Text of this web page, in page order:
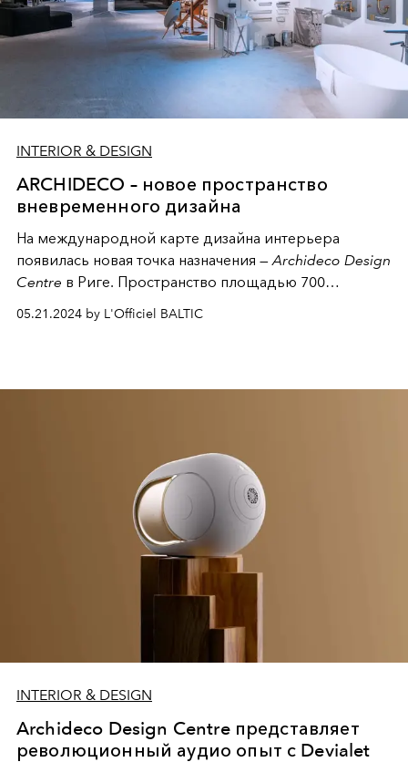
INTERIOR & DESIGN
ARCHIDECO – новое пространство
вневременного дизайна
На международной карте дизайна интерьера
появилась новая точка назначения — Archideco Design
Centre в Риге. Пространство площадью 700
местом, где Человек соприкасается с искусством
поклонников вневременного, аутентичного и
производителей со всего мира, позволяющую
создать интерьер от «А» до «Я», но и эксклюзивную
библиотеку материалов — среду для возникновения
творческих идей и необычных решений.
05.21.2024 by L'Officiel BALTIC
INTERIOR & DESIGN
Archideco Design Centre представляет
революционный аудио опыт с Devialet